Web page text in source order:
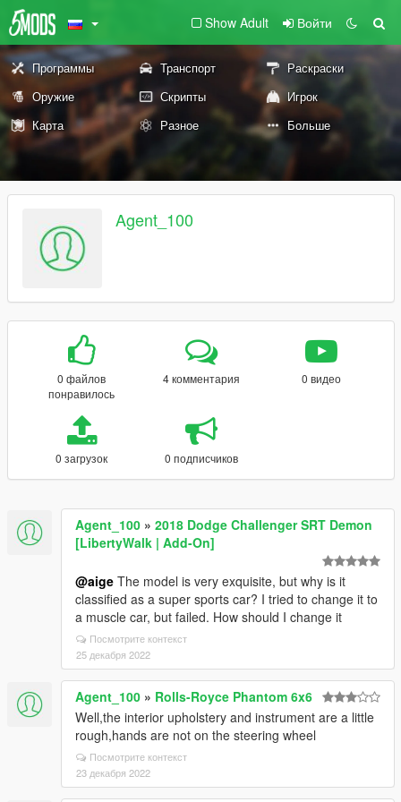
Show Adult Войти
Программы Транспорт
Раскраски
Оружие
Скрипты
Игрок
Карта
Разное Больше
Agent_100
0 файлов
понравилось
4 комментария 0 видео
0 загрузок 0 подписчиков
Agent_100 » 2018 Dodge Challenger SRT Demon
[LibertyWalk | Add-On]
@aige The model is very exquisite, but why is it
classified as a super sports car? I tried to change it to
a muscle car, but failed. How should I change it
Посмотрите контекст
25 декабря 2022
Agent_100 » Rolls-Royce Phantom 6x6
Well,the interior upholstery and instrument are a little
rough,hands are not on the steering wheel
Посмотрите контекст
23 декабря 2022